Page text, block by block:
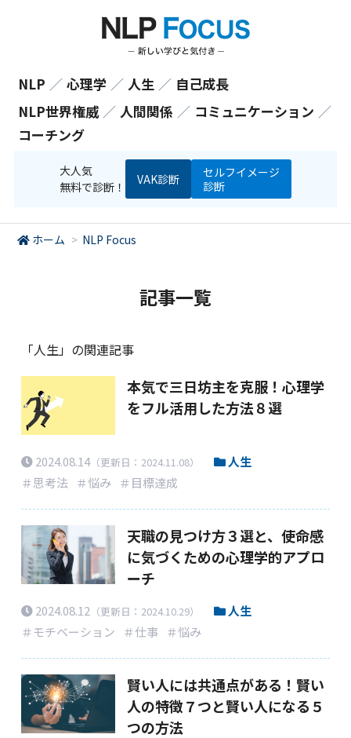
NLP ／ 心理学 ／ 人生 ／ 自己成長
NLP世界権威 ／ 人間関係 ／ コミュニケーション ／
コーチング
大人気
無料で診断！
VAK診断
セルフイメージ
診断
ホーム > NLP Focus
記事一覧
「人生」の関連記事
本気で三日坊主を克服！心理学
をフル活用した方法８選
2024.08.14（更新日：2024.11.08）
人生
＃思考法 ＃悩み ＃目標達成
天職の見つけ方３選と、使命感
に気づくための心理学的アプロ
ーチ
2024.08.12（更新日：2024.10.29）
人生
＃モチベーション
＃仕事 ＃悩み
賢い人には共通点がある！賢い
人の特徴７つと賢い人になる５
つの方法